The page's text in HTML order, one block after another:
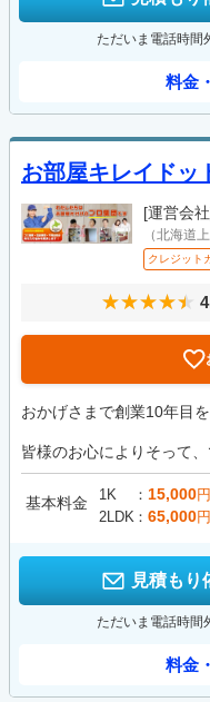
ただいま電話時間
料金
お部屋キレイドッ
[運営会
（北海道
クレジット
おかげさまで創業10年目を
皆様のお心によりそって
基本料金 1K 15,000
2LDK
65,000
見積もり
ただいま電話時間
料金